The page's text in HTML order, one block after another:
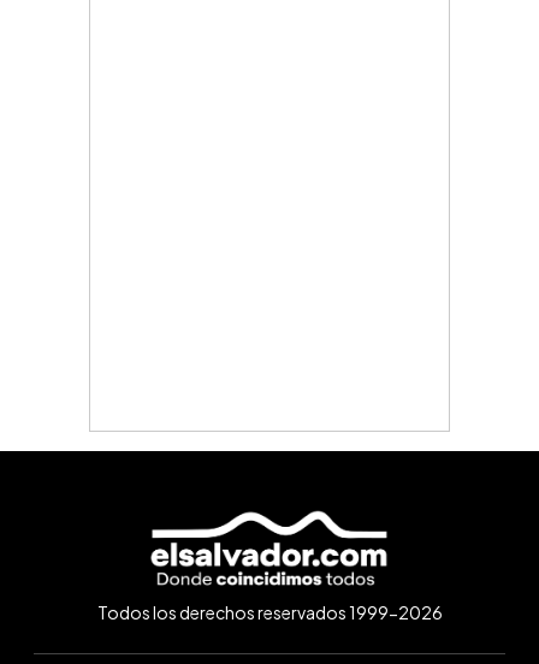
Todos los derechos reservados 1999-2026